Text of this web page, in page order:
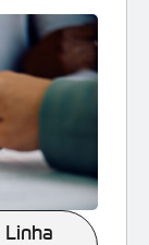
Linha